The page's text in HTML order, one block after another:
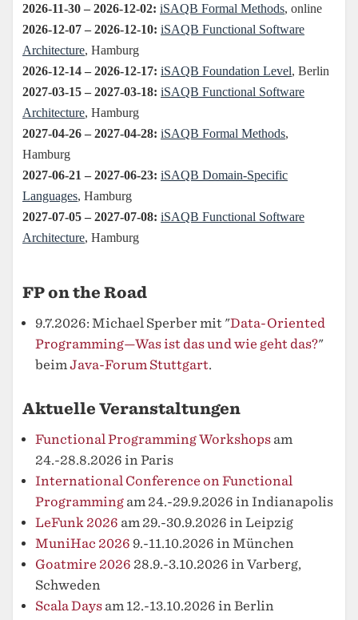
FP on the Road
9.7.2026: Michael Sperber mit "Data-Oriented
Programming—Was ist das und wie geht das?"
beim Java-Forum Stuttgart.
Aktuelle Veranstaltungen
Functional Programming Workshops am
24.-28.8.2026 in Paris
International Conference on Functional
Programming am 24.-29.9.2026 in Indianapolis
LeFunk 2026 am 29.-30.9.2026 in Leipzig
MuniHac 2026 9.-11.10.2026 in München
Goatmire 2026 28.9.-3.10.2026 in Varberg,
Schweden
Scala Days am 12.-13.10.2026 in Berlin